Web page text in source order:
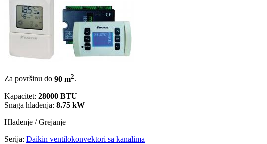
Za površinu do 90 m2.
Kapacitet: 28000 BTU
Snaga hlađenja: 8.75 kW
Hlađenje / Grejanje
Serija: Daikin ventilokonvektori sa kanalima